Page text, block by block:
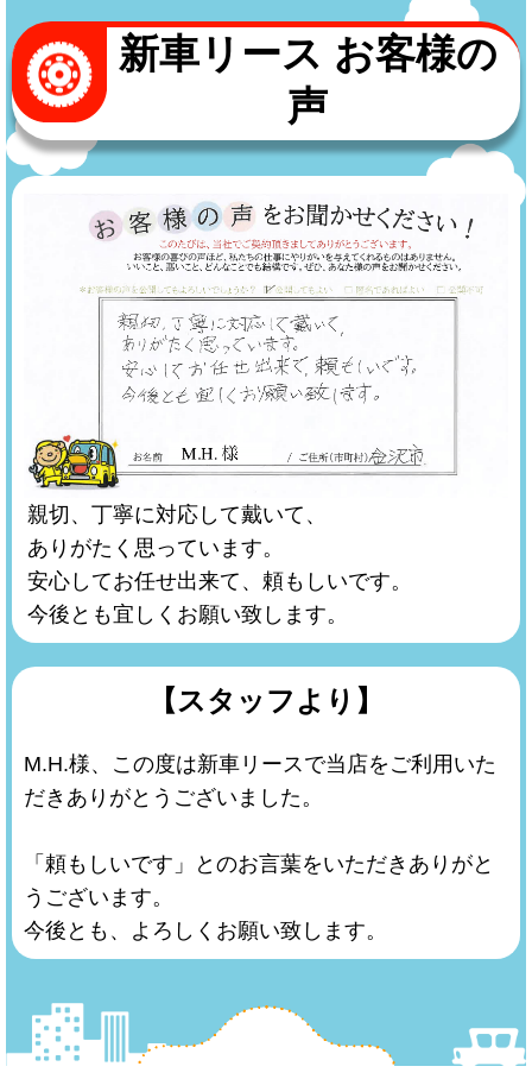
新車リース お客様の
声
親切、丁寧に対応して戴いて、
ありがたく思っています。
安心してお任せ出来て、頼もしいです。
今後とも宜しくお願い致します。
【スタッフより】
M.H.様、この度は新車リースで当店をご利用いた
だきありがとうございました。
「頼もしいです」とのお言葉をいただきありがと
うございます。
今後とも、よろしくお願い致します。